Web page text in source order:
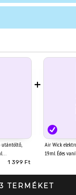
utántöltő,
1 399 Ft
+
Air Wick
19ml Édes
TERMÉKET